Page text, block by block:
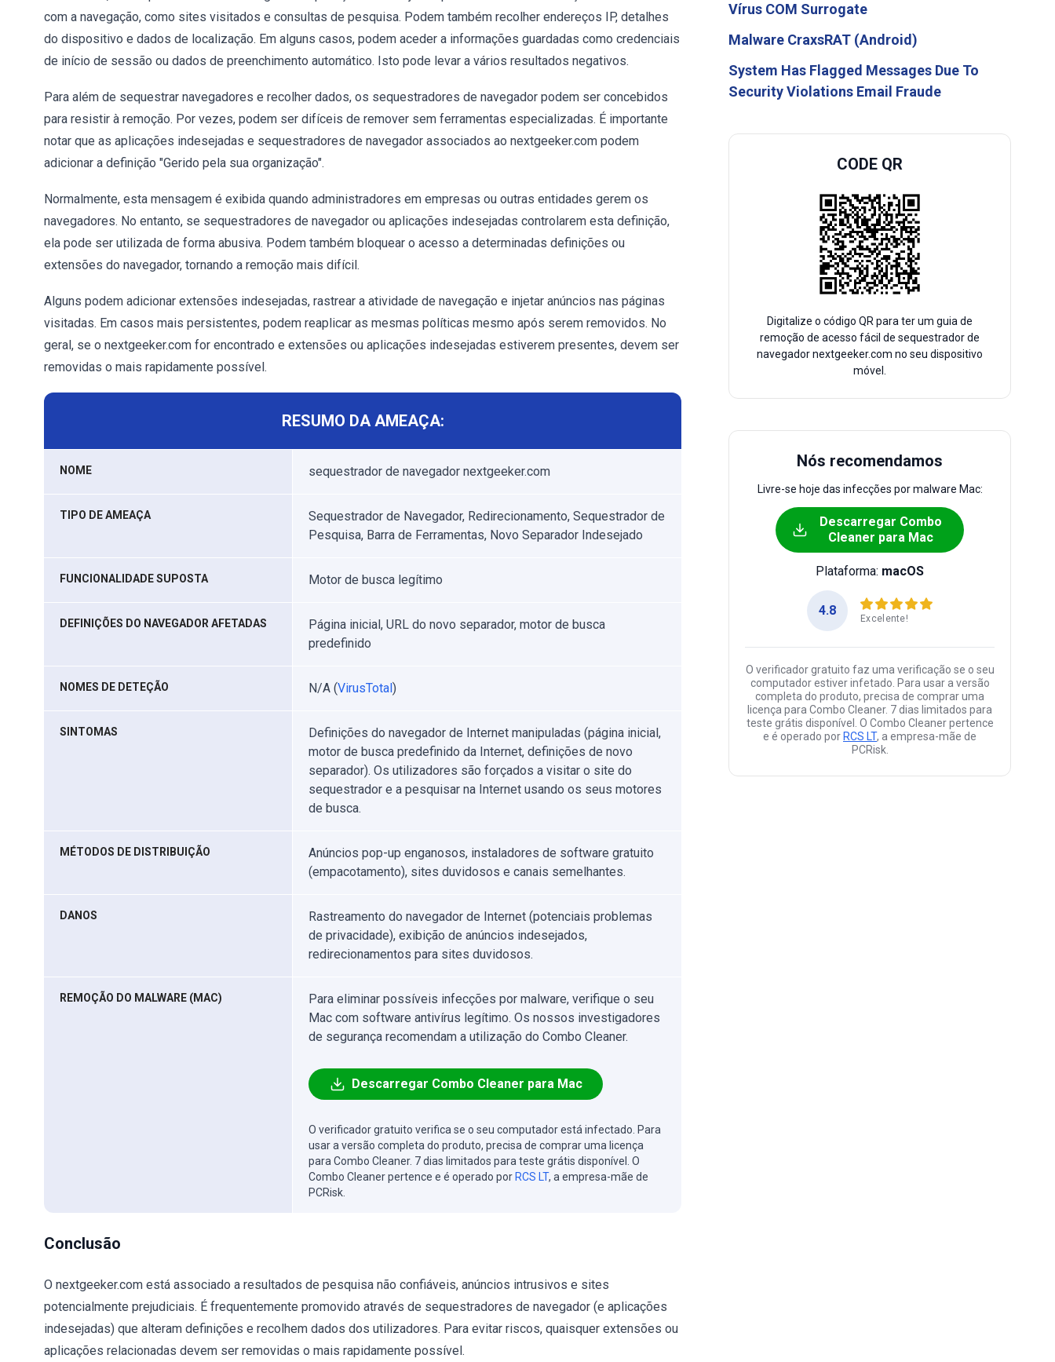
com a navegação, como sites visitados e consultas de pesquisa. Podem também recolher endereços IP, detalhes
do dispositivo e dados de localização. Em alguns casos, podem aceder a informações guardadas como credenciais
de início de sessão ou dados de preenchimento automático. Isto pode levar a vários resultados negativos.
Para além de sequestrar navegadores e recolher dados, os sequestradores de navegador podem ser concebidos
para resistir à remoção. Por vezes, podem ser difíceis de remover sem ferramentas especializadas. É importante
notar que as aplicações indesejadas e sequestradores de navegador associados ao nextgeeker.com podem
adicionar a definição "Gerido pela sua organização".
Normalmente, esta mensagem é exibida quando administradores em empresas ou outras entidades gerem os
navegadores. No entanto, se sequestradores de navegador ou aplicações indesejadas controlarem esta definição,
ela pode ser utilizada de forma abusiva. Podem também bloquear o acesso a determinadas definições ou
extensões do navegador, tornando a remoção mais difícil.
Alguns podem adicionar extensões indesejadas, rastrear a atividade de navegação e injetar anúncios nas páginas
visitadas. Em casos mais persistentes, podem reaplicar as mesmas políticas mesmo após serem removidos. No
geral, se o nextgeeker.com for encontrado e extensões ou aplicações indesejadas estiverem presentes, devem ser
removidas o mais rapidamente possível.
RESUMO DA AMEAÇA:
NOME sequestrador de navegador nextgeeker.com
TIPO DE AMEAÇA
Sequestrador de Navegador, Redirecionamento, Sequestrador de
Pesquisa, Barra de Ferramentas, Novo Separador Indesejado
FUNCIONALIDADE SUPOSTA Motor de busca legítimo
DEFINIÇÕES DO NAVEGADOR AFETADAS
Página inicial, URL do novo separador, motor de busca
predefinido
NOMES DE DETEÇÃO N/A (VirusTotal)
SINTOMAS
Definições do navegador de Internet manipuladas (página inicial,
motor de busca predefinido da Internet, definições de novo
separador). Os utilizadores são forçados a visitar o site do
sequestrador e a pesquisar na Internet usando os seus motores
de busca.
MÉTODOS DE DISTRIBUIÇÃO
Anúncios pop-up enganosos, instaladores de software gratuito
(empacotamento), sites duvidosos e canais semelhantes.
DANOS
Rastreamento do navegador de Internet (potenciais problemas
de privacidade), exibição de anúncios indesejados,
redirecionamentos para sites duvidosos.
REMOÇÃO DO MALWARE (MAC)
Para eliminar possíveis infecções por malware, verifique o seu
Mac com software antivírus legítimo. Os nossos investigadores
de segurança recomendam a utilização do Combo Cleaner.
Descarregar Combo Cleaner para Mac
O verificador gratuito verifica se o seu computador está infectado. Para
usar a versão completa do produto, precisa de comprar uma licença
para Combo Cleaner. 7 dias limitados para teste grátis disponível. O
Combo Cleaner pertence e é operado por RCS LT, a empresa-mãe de
PCRisk.
Conclusão
O nextgeeker.com está associado a resultados de pesquisa não confiáveis, anúncios intrusivos e sites
potencialmente prejudiciais. É frequentemente promovido através de sequestradores de navegador (e aplicações
indesejadas) que alteram definições e recolhem dados dos utilizadores. Para evitar riscos, quaisquer extensões ou
aplicações relacionadas devem ser removidas o mais rapidamente possível.
Vírus COM Surrogate
Malware CraxsRAT (Android)
System Has Flagged Messages Due To
Security Violations Email Fraude
CODE QR
Digitalize o código QR para ter um guia de
remoção de acesso fácil de sequestrador de
navegador nextgeeker.com no seu dispositivo
móvel.
Nós recomendamos
Livre-se hoje das infecções por malware Mac:
Descarregar Combo
Cleaner para Mac
Plataforma: macOS
4.8
Excelente!
O verificador gratuito faz uma verificação se o seu
computador estiver infetado. Para usar a versão
completa do produto, precisa de comprar uma
licença para Combo Cleaner. 7 dias limitados para
teste grátis disponível. O Combo Cleaner pertence
e é operado por RCS LT, a empresa-mãe de
PCRisk.